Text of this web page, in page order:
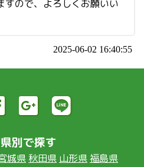
すので、よろしくお願いい
2025-06-02 16:40:55
別で探す
城県 秋田県 山形県福島県